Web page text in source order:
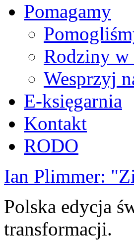
Pomagamy
Rodziny
Wesprzyj
E-księgarnia
Kontakt
RODO
Ian Plimmer:
Polska edycja
transformacji.